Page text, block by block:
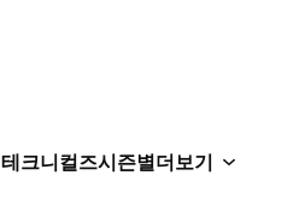
테크니컬즈시즌별더보기